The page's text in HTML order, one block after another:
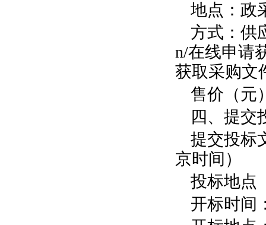
地点： 政
方式： 供
n/在线申请
获取采购文
售价（元
四、提交
提交投标
京时间）
投标地点
开标时间